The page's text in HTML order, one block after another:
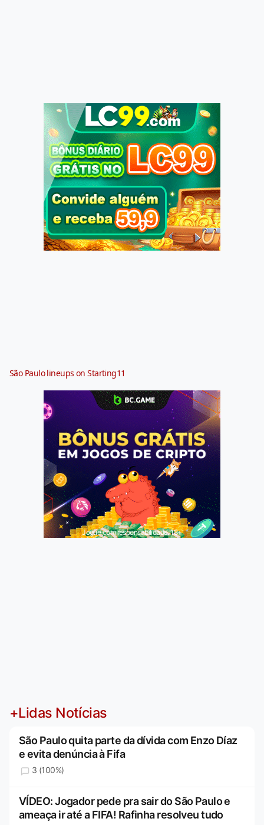
São Paulo lineups on Starting11
Jogue com responsabilidade. 18+
+Lidas Notícias
São Paulo quita parte da dívida com Enzo Díaz
e evita denúncia à Fifa
3 (100%)
VÍDEO: Jogador pede pra sair do São Paulo e
ameaça ir até a FIFA! Rafinha resolveu tudo